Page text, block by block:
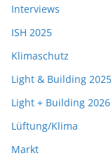
Interviews
ISH 2025
Klimaschutz
Light & Building 2025
Light + Building 2026
Lüftung/Klima
Markt